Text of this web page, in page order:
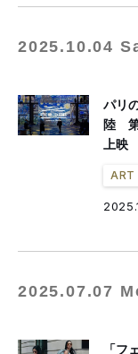
2025.10.04
パリ
陸 第
上映
ART
2025.07.07
「フ